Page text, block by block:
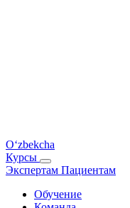
O‘zbekcha
Курсы
Экспертам Пациентам
Обучение